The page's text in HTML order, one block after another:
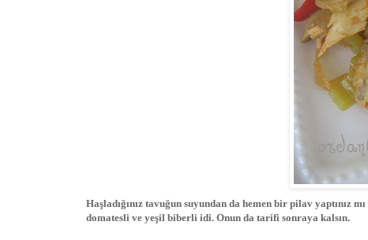
Haşladığınız tavuğun suyundan da hemen bir pilav yaptınız
domatesli ve yeşil biberli idi. Onun da tarifi sonraya kalsın.